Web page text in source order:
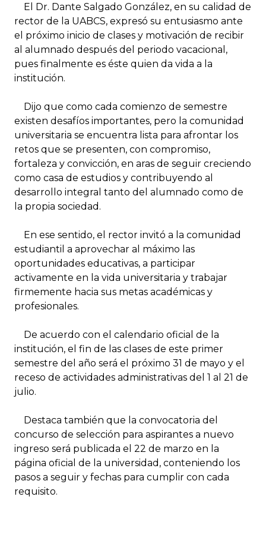
El Dr. Dante Salgado González, en su calidad de
rector de la UABCS, expresó su entusiasmo ante
el próximo inicio de clases y motivación de recibir
al alumnado después del periodo vacacional,
pues finalmente es éste quien da vida a la
institución.
Dijo que como cada comienzo de semestre
existen desafíos importantes, pero la comunidad
universitaria se encuentra lista para afrontar los
retos que se presenten, con compromiso,
fortaleza y convicción, en aras de seguir creciendo
como casa de estudios y contribuyendo al
desarrollo integral tanto del alumnado como de
la propia sociedad.
En ese sentido, el rector invitó a la comunidad
estudiantil a aprovechar al máximo las
oportunidades educativas, a participar
activamente en la vida universitaria y trabajar
firmemente hacia sus metas académicas y
profesionales.
De acuerdo con el calendario oficial de la
institución, el fin de las clases de este primer
semestre del año será el próximo 31 de mayo y el
receso de actividades administrativas del 1 al 21 de
julio.
Destaca también que la convocatoria del
concurso de selección para aspirantes a nuevo
ingreso será publicada el 22 de marzo en la
página oficial de la universidad, conteniendo los
pasos a seguir y fechas para cumplir con cada
requisito.